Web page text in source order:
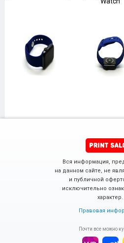
Вся информация,
на данном сайте, не
и публичной
исключительно
характер.
Правовая
Почти все можно